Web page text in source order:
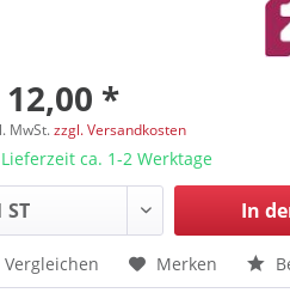
12,00 *
MwSt.zzgl. Versandkosten
Lieferzeit ca. 1-2 Werktage
In
Vergleichen Merken